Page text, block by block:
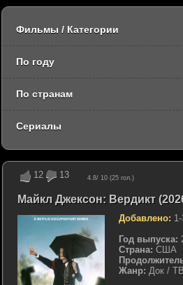
12 13 4.8/ 10 (25 гол.)
Майкл Джексон: Вердикт
Добавлено:
Год выпуска:
Страна: США
Жанр: Док /
Фильмы / Категории
По году
По странам
Сериалы